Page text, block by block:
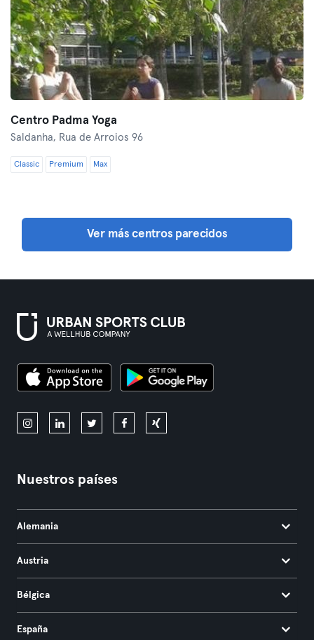
Centro Padma Yoga
Saldanha, Rua de Arroios 96
Classic Premium Max
Ver más centros parecidos
Nuestros países
Alemania
Austria
Bélgica
España